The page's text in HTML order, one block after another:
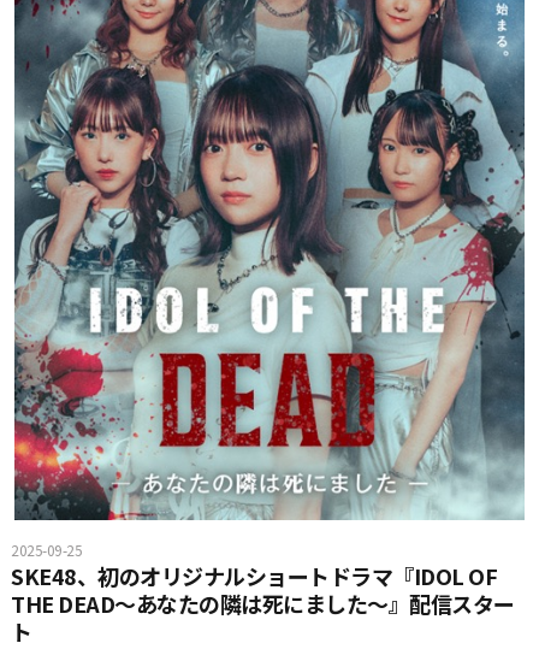
2025-09-25
SKE48、初のオリジナルショートドラマ『IDOL OF
THE DEAD〜あなたの隣は死にました〜』配信スター
ト